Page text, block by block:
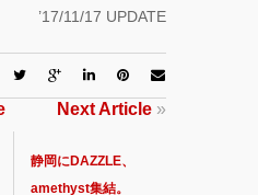
’17/11/17 UPDATE
Next Article »
静岡にDAZZLE、
amethyst集結。